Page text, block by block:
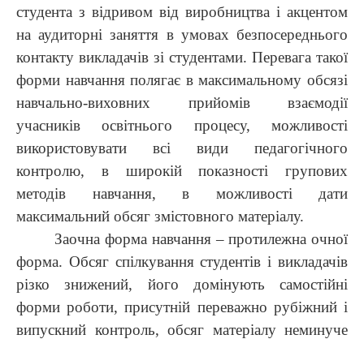
студента з відривом від виробництва і акцентом
на аудиторні заняття в умовах безпосереднього
контакту викладачів зі студентами. Перевага такої
форми навчання полягає в максимальному обсязі
навчально-виховних прийомів взаємодії
учасників освітнього процесу, можливості
використовувати всі види педагогічного
контролю, в широкій показності групових
методів навчання, в можливості дати
максимальний обсяг змістовного матеріалу.
Заочна форма навчання – протилежна очної
форма. Обсяг спілкування студентів і викладачів
різко знижений, його домінують самостійні
форми роботи, присутній переважно рубіжний і
випускний контроль, обсяг матеріалу неминуче